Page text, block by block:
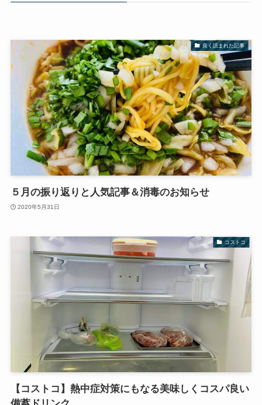
良く読まれた記事
５月の振り返りと人気記事＆消毒のお知らせ
2020年5月31日
コストコ
【コストコ】熱中症対策にもなる美味しくコスパ良い